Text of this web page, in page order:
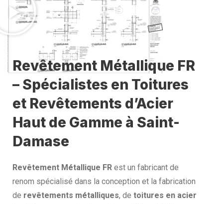
Revêtement Métallique FR
– Spécialistes en Toitures
et Revêtements d’Acier
Haut de Gamme à Saint-
Damase
Revêtement Métallique FR est un fabricant de
renom spécialisé dans la conception et la fabrication
de revêtements métalliques, de toitures en acier